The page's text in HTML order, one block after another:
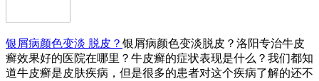
银屑病颜色变淡 脱皮？ 银屑病颜色变淡脱皮？洛阳专治牛皮
癣效果好的医院在哪里？牛皮癣的症状表现是什么？我们都知
道牛皮癣是皮肤疾病，但是很多的患者对这个疾病了解的还不